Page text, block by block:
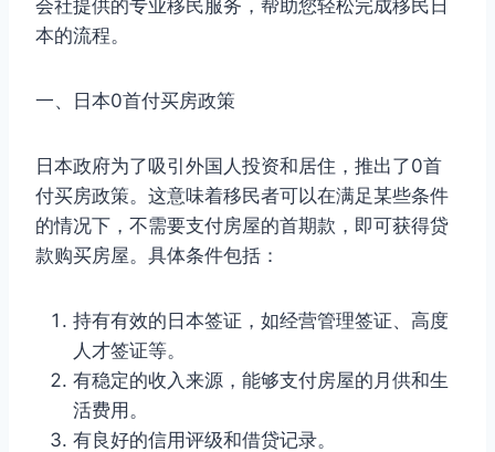
会社提供的专业移民服务，帮助您轻松完成移民日
本的流程。
一、日本0首付买房政策
日本政府为了吸引外国人投资和居住，推出了0首
付买房政策。这意味着移民者可以在满足某些条件
的情况下，不需要支付房屋的首期款，即可获得贷
款购买房屋。具体条件包括：
持有有效的日本签证，如经营管理签证、高度
人才签证等。
有稳定的收入来源，能够支付房屋的月供和生
活费用。
有良好的信用评级和借贷记录。